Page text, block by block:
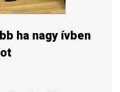
ha nagy ívben